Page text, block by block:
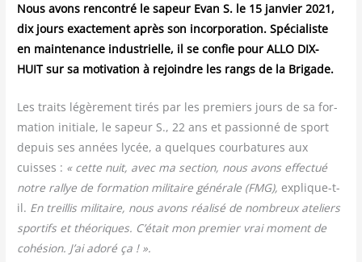
Nous avons ren­con­tré le sapeur Evan S. le 15 jan­vier 2021,
dix jours exac­te­ment après son incor­po­ra­tion. Spé­cia­liste
en main­te­nance indus­trielle, il se confie pour ALLO DIX-
HUIT sur sa moti­va­tion à rejoindre les rangs de la Brigade.
Les traits légè­re­ment tirés par les pre­miers jours de sa for­
ma­tion ini­tiale, le sapeur S., 22 ans et pas­sion­né de sport
depuis ses années lycée, a quelques cour­ba­tures aux
cuisses : « cette nuit, avec ma sec­tion, nous avons effec­tué
notre ral­lye de for­ma­tion mili­taire géné­rale (FMG), explique-t-
il. En treillis mili­taire, nous avons réa­li­sé de nom­breux ate­liers
spor­tifs et théo­riques. C’était mon pre­mier vrai moment de
cohé­sion. J’ai ado­ré ça ! ».